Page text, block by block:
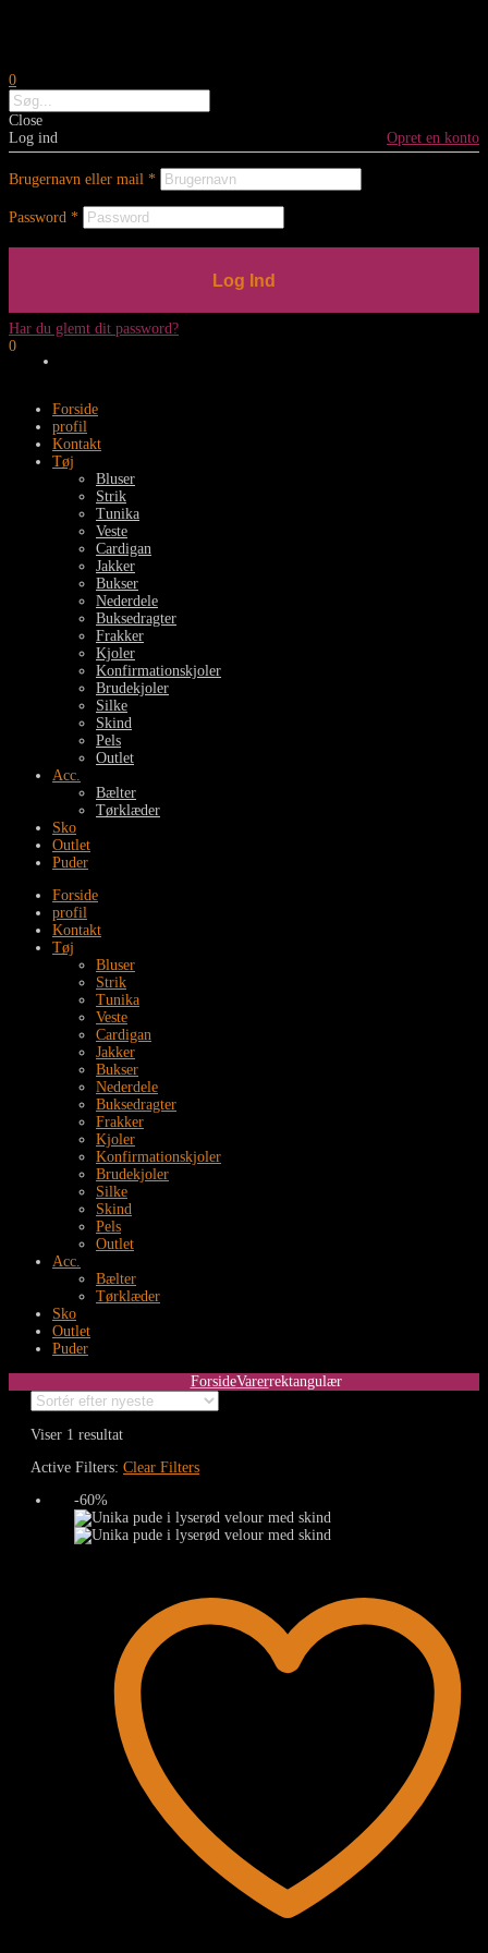
0
Close
Log ind
Opret en konto
Brugernavn eller mail *
Password *
Log Ind
Har du glemt dit password?
0
Forside
profil
Kontakt
Tøj
Bluser
Strik
Tunika
Veste
Cardigan
Jakker
Bukser
Nederdele
Buksedragter
Frakker
Kjoler
Konfirmationskjoler
Brudekjoler
Silke
Skind
Pels
Outlet
Acc.
Bælter
Tørklæder
Sko
Outlet
Puder
Forside
profil
Kontakt
Tøj
Bluser
Strik
Tunika
Veste
Cardigan
Jakker
Bukser
Nederdele
Buksedragter
Frakker
Kjoler
Konfirmationskjoler
Brudekjoler
Silke
Skind
Pels
Outlet
Acc.
Bælter
Tørklæder
Sko
Outlet
Puder
ForsideVarerrektangulær
Viser 1 resultat
Active Filters: Clear Filters
-60%